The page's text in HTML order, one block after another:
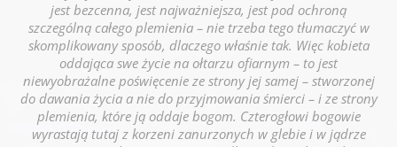
jest bezcenna, jest najważniejsza, jest pod ochroną
szczególną całego plemienia – nie trzeba tego tłumaczyć w
skomplikowany sposób, dlaczego właśnie tak. Więc kobieta
oddająca swe życie na ołtarzu ofiarnym – to jest
niewyobrażalne poświęcenie ze strony jej samej – stworzonej
do dawania życia a nie do przyjmowania śmierci – i ze strony
plemienia, które ją oddaje bogom. Czterogłowi bogowie
wyrastają tutaj z korzeni zanurzonych w glebie i w jądrze